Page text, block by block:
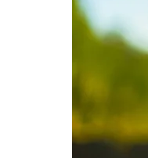
路
響？
「永